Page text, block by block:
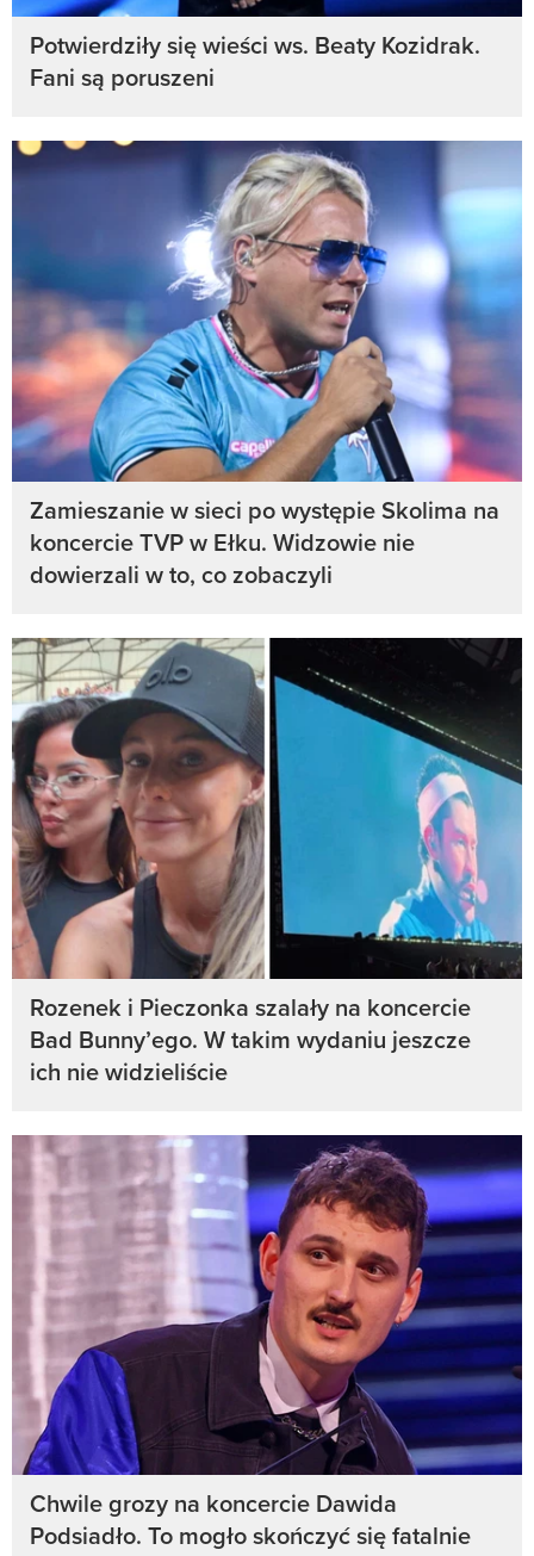
Potwierdziły się wieści ws. Beaty Kozidrak.
Fani są poruszeni
Zamieszanie w sieci po występie Skolima na
koncercie TVP w Ełku. Widzowie nie
dowierzali w to, co zobaczyli
Rozenek i Pieczonka szalały na koncercie
Bad Bunny’ego. W takim wydaniu jeszcze
ich nie widzieliście
Chwile grozy na koncercie Dawida
Podsiadło. To mogło skończyć się fatalnie